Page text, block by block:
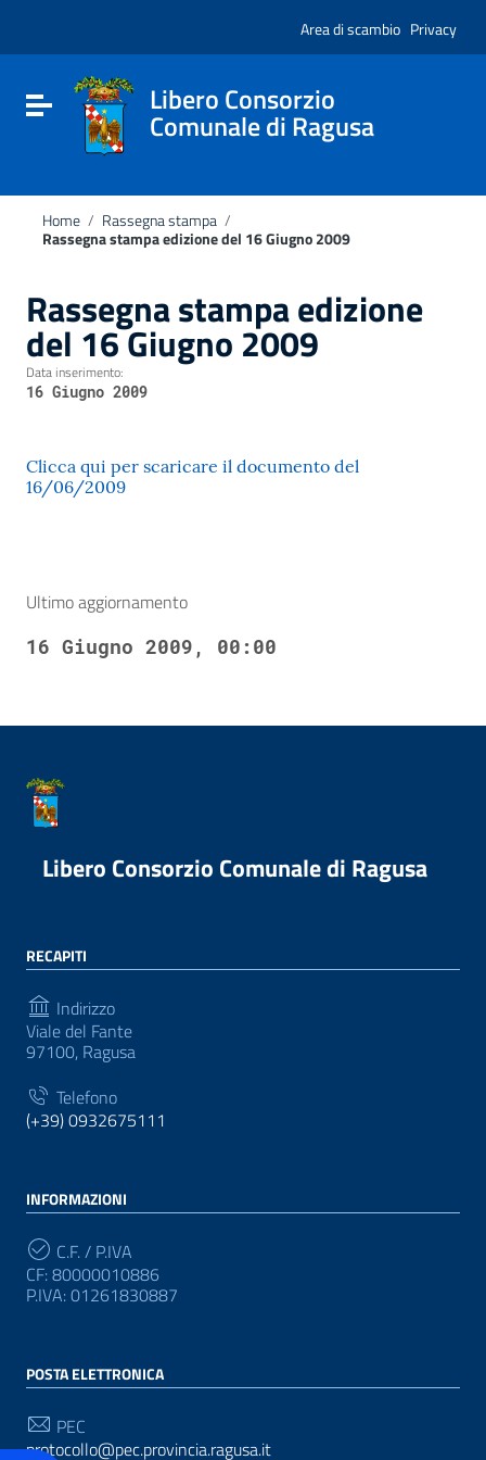
sito
include
Vai al footer
Area di scambio Privacy
Attiva / disattiva la navigazione
Libero Consorzio
Comunale di Ragusa
Home / Rassegna stampa /
Rassegna stampa edizione del 16 Giugno 2009
Rassegna stampa edizione
del 16 Giugno 2009
Data inserimento:
16 Giugno 2009
Clicca qui per scaricare il documento del
16/06/2009
Ultimo aggiornamento
16 Giugno 2009, 00:00
Libero Consorzio Comunale di Ragusa
RECAPITI
Indirizzo
Viale del Fante
97100, Ragusa
Telefono
(+39) 0932675111
INFORMAZIONI
C.F. / P.IVA
CF: 80000010886
P.IVA: 01261830887
POSTA ELETTRONICA
PEC
protocollo@pec.provincia.ragusa.it